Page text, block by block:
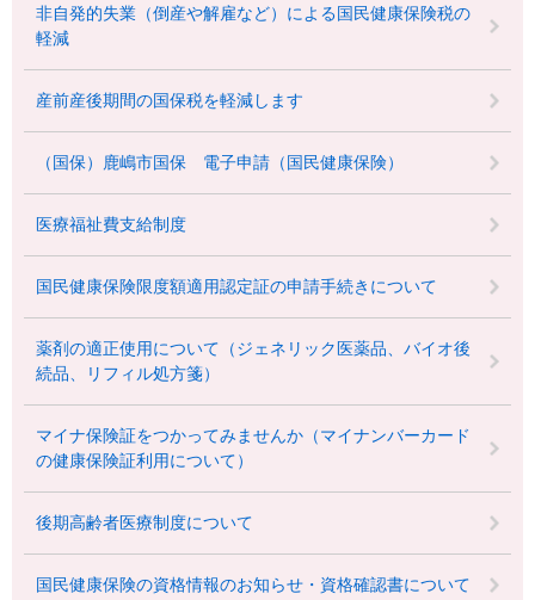
非自発的失業（倒産や解雇など）による国民健康保険税の
軽減
産前産後期間の国保税を軽減します
（国保）鹿嶋市国保 電子申請（国民健康保険）
医療福祉費支給制度
国民健康保険限度額適用認定証の申請手続きについて
薬剤の適正使用について（ジェネリック医薬品、バイオ後
続品、リフィル処方箋）
マイナ保険証をつかってみませんか（マイナンバーカード
の健康保険証利用について）
後期高齢者医療制度について
国民健康保険の資格情報のお知らせ・資格確認書について